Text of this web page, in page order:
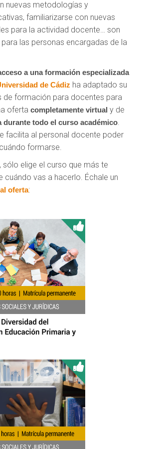
nuevas metodologías y
familiarizarse con nuevas
para la actividad docente… son
las personas encargadas de la
a una formación especializada
de Cádiz ha adaptado su
de formación para docentes para
ofertacompletamente virtual y de
durante todo el curso académico.
facilita al personal docente poder
formarse.
sólo elige el curso que más te
cuándo vas a hacerlo. Échale un
oferta: